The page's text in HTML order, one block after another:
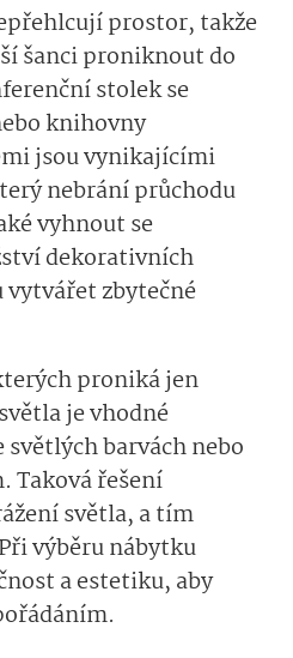
prostor, takže
šanci proniknout do
stolek se
knihovny
jsou vynikajícími
nebrání průchodu
vyhnout se
dekorativních
zbytečné
proniká jen
je vhodné
barvách nebo
Taková řešení
světla, a tím
výběru nábytku
a estetiku, aby